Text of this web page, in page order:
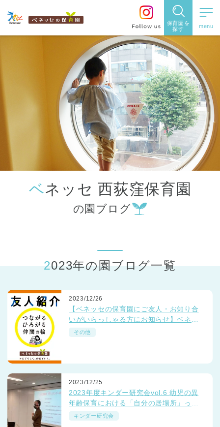
保育園を
探す
保育園を探す
住所・駅
名から探
す
都道府県
から探す
ベネッセ 西荻窪保育園
の園ブログ
2023年の園ブログ一覧
2023/12/26
【ベネッセの保育園にご友人・お知り合
いがいらっしゃる方にお知らせ】ベネッ
セの保育園でいっしょに働きませんか？
その他
2023/12/25
2023年度キンダー研究会vol.6 幼児の異
年齢保育における「自分の居場所」っ
て？
キンダー研究会